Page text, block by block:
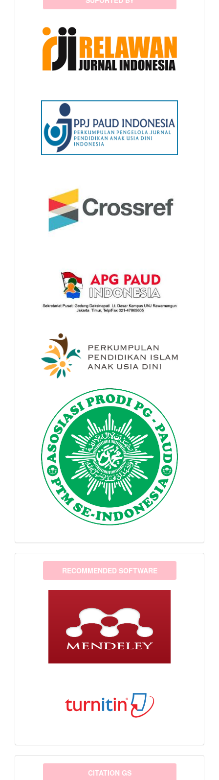
softwareRECOMMENDED SOFTWARE
citationanalystic
CITATION GS